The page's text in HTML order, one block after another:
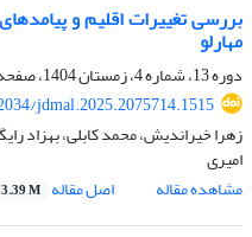
بررسی تغییرات اقلیم و
مهارلو
دوره 13، شماره 4، زمستان 1404، صفحه
jdmal.2025.2075714.1515
زهرا خیراندیش، محمد کابلی، بهزاد
امیری
مشاهده مقاله
اصل مقاله 3.39 M